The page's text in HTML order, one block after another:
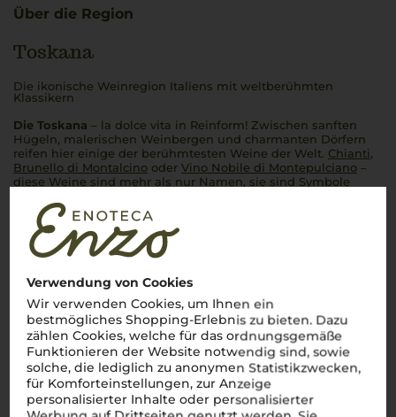
Verwendung von Cookies
Wir verwenden Cookies, um Ihnen ein
bestmögliches Shopping-Erlebnis zu bieten. Dazu
zählen Cookies, welche für das ordnungsgemäße
Funktionieren der Website notwendig sind, sowie
solche, die lediglich zu anonymen Statistikzwecken,
für Komforteinstellungen, zur Anzeige
personalisierter Inhalte oder personalisierter
Über die Region
Toskana
Die ikonische Weinregion Italiens mit weltberühmten
Klassikern
Die Toskana – la dolce vita in Reinform! Zwischen sanften
Hügeln, malerischen Weinbergen und charmanten Dörfern
reifen hier einige der berühmtesten Weine der Welt. Chianti,
Brunello di Montalcino oder Vino Nobile di Montepulciano –
diese Weine sind mehr als nur Namen, sie sind Symbole
des milden Klimas entstehen hier Weine mit
unverwechselbarem Charakter: kräftig, harmonisch und voller
Sonne. Ein Glastoskanischen Weins
bezaubernde Landschaft der Region und lässt die Seele
Mehr Weine aus Toskana